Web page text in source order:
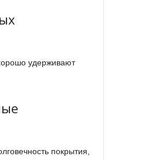
удерживают
покрытия,